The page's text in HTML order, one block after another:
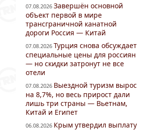
07.08.2026 Завершён основной
объект первой в мире
трансграничной канатной
дороги Россия — Китай
07.08.2026 Турция снова обсуждает
специальные цены для россиян
— но скидки затронут не все
отели
07.08.2026 Выездной туризм вырос
на 8,7%, но весь прирост дали
лишь три страны — Вьетнам,
Китай и Египет
06.08.2026 Крым утвердил выплату